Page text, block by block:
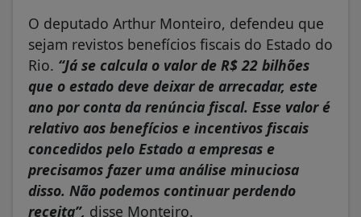
O deputado Arthur Monteiro, defendeu que
sejam revistos benefícios fiscais do Estado do
Rio. “Já se calcula o valor de R$ 22 bilhões
que o estado deve deixar de arrecadar, este
ano por conta da renúncia fiscal. Esse valor é
relativo aos benefícios e incentivos fiscais
concedidos pelo Estado a empresas e
precisamos fazer uma análise minuciosa
disso. Não podemos continuar perdendo
receita”, disse Monteiro.